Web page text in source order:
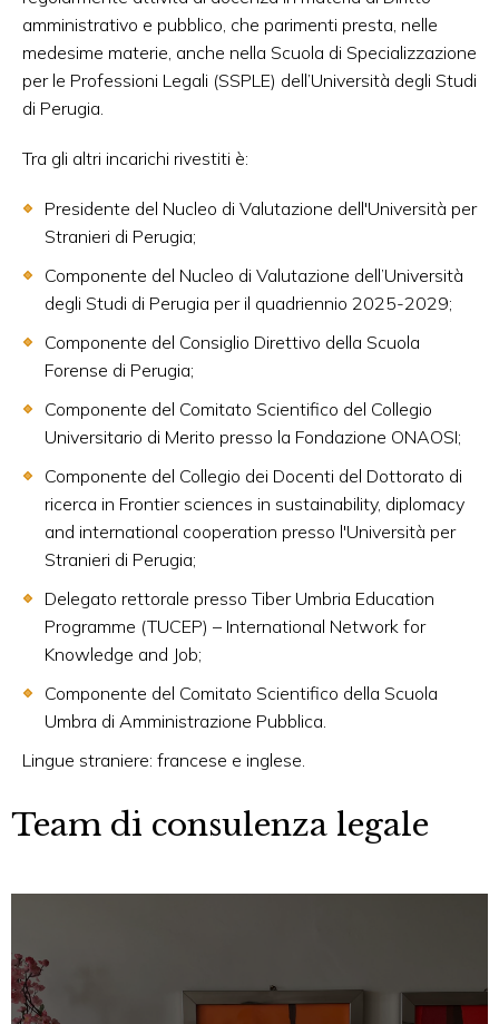
amministrativo e pubblico, che parimenti presta, nelle
medesime materie, anche nella Scuola di Specializzazione
per le Professioni Legali (SSPLE) dell’Università degli Studi
di Perugia.
Tra gli altri incarichi rivestiti è:
Presidente del Nucleo di Valutazione dell'Università per
Stranieri di Perugia;
Componente del Nucleo di Valutazione dell’Università
degli Studi di Perugia per il quadriennio 2025-2029;
Componente del Consiglio Direttivo della Scuola
Forense di Perugia;
Componente del Comitato Scientifico del Collegio
Universitario di Merito presso la Fondazione ONAOSI;
Componente del Collegio dei Docenti del Dottorato di
ricerca in Frontier sciences in sustainability, diplomacy
and international cooperation presso l'Università per
Stranieri di Perugia;
Delegato rettorale presso Tiber Umbria Education
Programme (TUCEP) – International Network for
Knowledge and Job;
Componente del Comitato Scientifico della Scuola
Umbra di Amministrazione Pubblica.
Lingue straniere: francese e inglese.
Team di consulenza legale